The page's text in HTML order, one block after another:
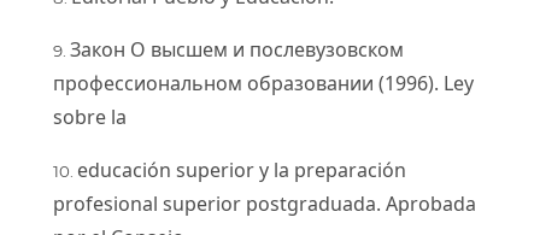
Закон О высшем и послевузовском
профессиональном образовании (1996). Ley
sobre la
educación superior y la preparación
profesional superior postgraduada. Aprobada